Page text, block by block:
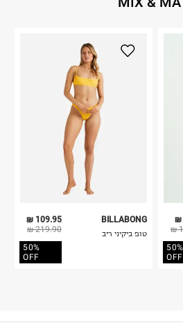
109.95 ₪
219.90 ₪
50%
OFF
BILLABONG
טופ ביקיני ריב
50%
OFF